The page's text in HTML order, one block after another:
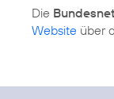
Die
Website über